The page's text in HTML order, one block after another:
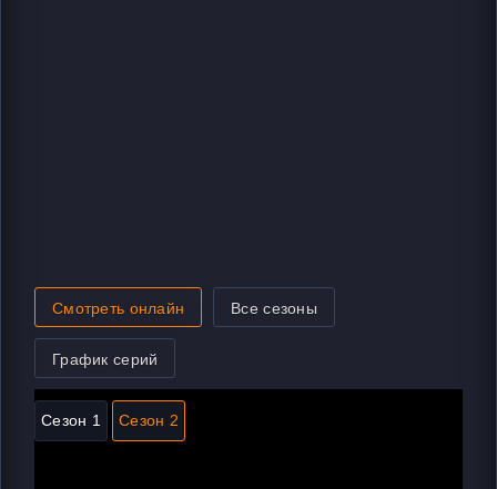
Смотреть онлайн Все сезоны
График серий
Сезон 1 Сезон 2